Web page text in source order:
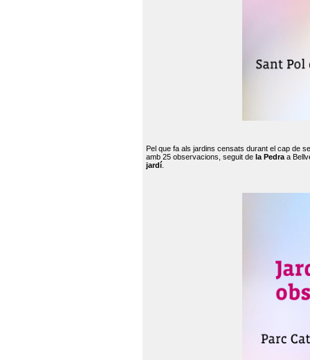
Pel que fa als jardins censats durant el cap de
amb 25 observacions, seguit de la Pedra a
jardí